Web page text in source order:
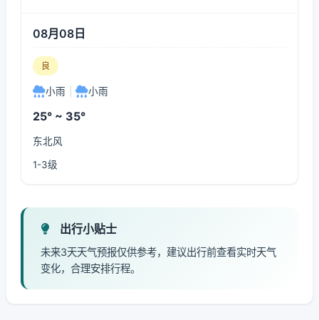
08月08日
良
小雨 小雨
25° ~ 35°
东北风
1-3级
出行小贴士
未来3天天气预报仅供参考，建议出行前查看实时天气
变化，合理安排行程。